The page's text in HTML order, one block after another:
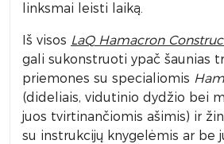
linksmai leisti laiką.
Iš visos LaQ Hamacron
gali sukonstruoti ypač šaunias
priemones su specialiomis
(dideliais, vidutinio dydžio bei
juos tvirtinančiomis ašimis) ir
su instrukcijų knygelėmis ar be